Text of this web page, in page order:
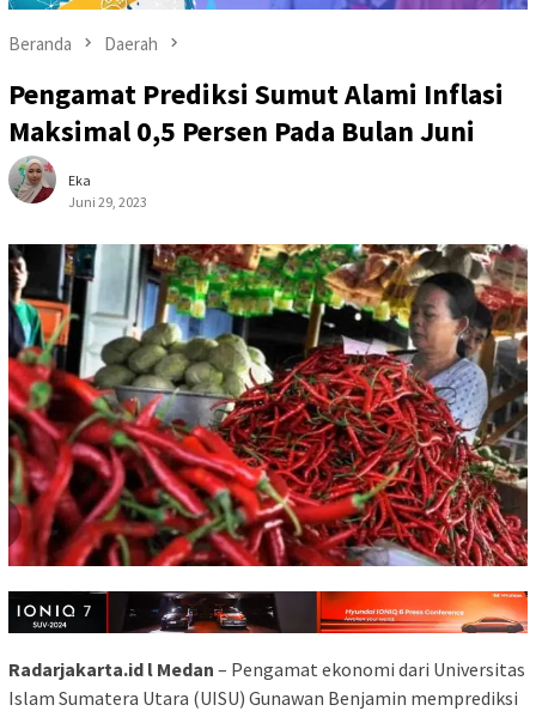
Beranda Daerah
Pengamat Prediksi Sumut Alami Inflasi
Maksimal 0,5 Persen Pada Bulan Juni
Eka
Juni 29, 2023
Radarjakarta.id l Medan – Pengamat ekonomi dari Universitas
Islam Sumatera Utara (UISU) Gunawan Benjamin memprediksi